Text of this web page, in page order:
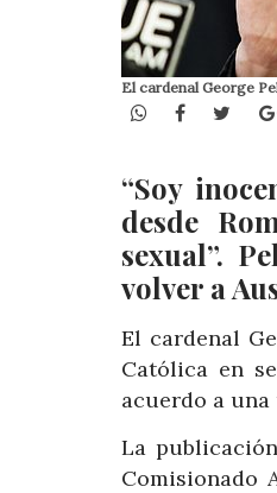
El cardenal George
WhatsApp
Facebook
“Soy
desde
sexual”.
volver a
El cardenal
Católica en
acuerdo a
La
Comisionado